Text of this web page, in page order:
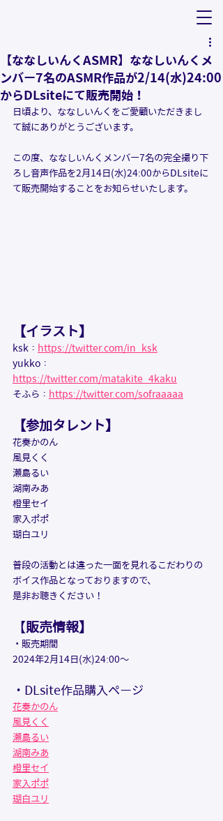
【ななしいんくASMR】ななしいんくメ
ンバー7名のASMR作品が2/14(水)24:00
からDLsiteにて販売開始！
日頃より、ななしいんくをご愛顧いただきまし
て誠にありがとうございます。
この度、ななしいんくメンバー7名の完全撮り下
ろし音声作品を2月14日(水)24:00からDLsiteに
て販売開始することをお知らせいたします。
【イラスト】
ksk： https://twitter.com/in_ksk
yukko：
https://twitter.com/matakite_4kaku
そふら： https://twitter.com/sofraaaaa
【参加タレント】
花奏かのん
風見くく
瀬島るい
湖南みあ
橙里セイ
家入ポポ
瑚白ユリ
普段の活動とは違った一面を見れるこだわりの
ボイス作品となっておりますので、
是非お聴きください！
【販売情報】
・販売期間
2024年2月14日(水)24:00～
・DLsite作品購入ページ
花奏かのん
風見くく
瀬島るい
湖南みあ
橙里セイ
家入ポポ
瑚白ユリ